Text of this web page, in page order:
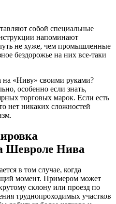
собой специальные
напоминают
не хуже, чем промышленные
бездорожье на них все-таки
на «Ниву» своими руками?
особенно если знать,
торговых марок. Если есть
нет никаких сложностей
Шевроле Нива
в том случае, когда
момент. Примером может
склону или проезд по
труднопроходимых участков